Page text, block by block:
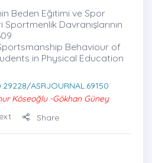
Beden Eğitimi ve Spor
Davranışlarının
Behaviour of
in Physical Education
ASRJOURNAL.69150
Köseoğlu -Gökhan Güney
Share